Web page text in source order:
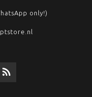
only!)